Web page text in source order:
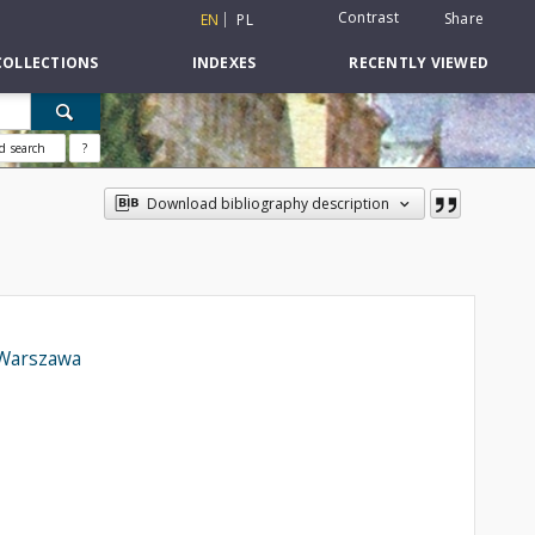
EN PL Contrast Share
INDEXES RECENTLY VIEWED
search ?
Download bibliography description